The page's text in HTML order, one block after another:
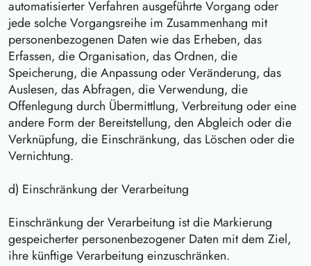
automatisierter Verfahren ausgeführte Vorgang oder
jede solche Vorgangsreihe im Zusammenhang mit
personenbezogenen Daten wie das Erheben, das
Erfassen, die Organisation, das Ordnen, die
Speicherung, die Anpassung oder Veränderung, das
Auslesen, das Abfragen, die Verwendung, die
Offenlegung durch Übermittlung, Verbreitung oder eine
andere Form der Bereitstellung, den Abgleich oder die
Verknüpfung, die Einschränkung, das Löschen oder die
Vernichtung.
d) Einschränkung der Verarbeitung
Einschränkung der Verarbeitung ist die Markierung
gespeicherter personenbezogener Daten mit dem Ziel,
ihre künftige Verarbeitung einzuschränken.